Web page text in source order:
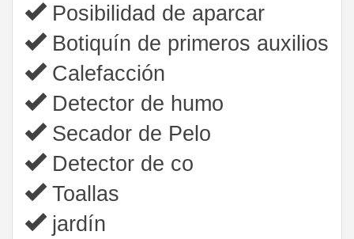
Posibilidad de aparcar
Botiquín de primeros auxilios
Calefacción
Detector de humo
Secador de Pelo
Detector de co
Toallas
jardín